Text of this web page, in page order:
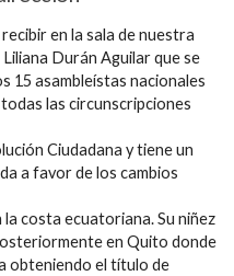
en la sala de nuestra
Durán Aguilar que se
15 asambleístas nacionales
las circunscripciones
Ciudadana y tiene un
a favor de los cambios
costa ecuatoriana. Su niñez
en Quito donde
obteniendo el título de